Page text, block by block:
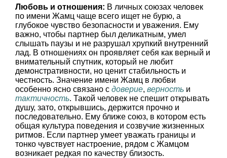
Любовь и отношения: В личных союзах человек
по имени Жамц чаще всего ищет не бурю, а
глубокое чувство безопасности и уважения. Ему
важно, чтобы партнер был деликатным, умел
слышать паузы и не разрушал хрупкий внутренний
лад. В отношениях он проявляет себя как верный и
внимательный спутник, который не любит
демонстративности, но ценит стабильность и
честность. Значение имени Жамц в любви
особенно ясно связано с доверие, верность и
тактичность. Такой человек не спешит открывать
душу, зато, открывшись, держится прочно и
последовательно. Ему ближе союз, в котором есть
общая культура поведения и созвучие жизненных
ритмов. Если партнер умеет уважать границы и
тонко чувствует настроение, рядом с Жамцом
возникает редкая по качеству близость.